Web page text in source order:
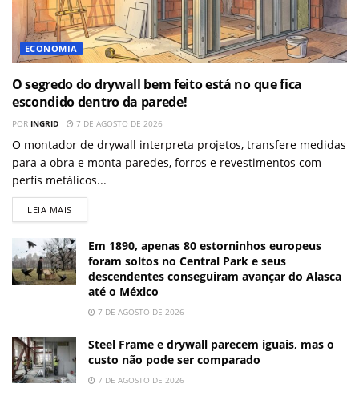
ECONOMIA
O segredo do drywall bem feito está no que fica
escondido dentro da parede!
POR INGRID 7 DE AGOSTO DE 2026
O montador de drywall interpreta projetos, transfere medidas
para a obra e monta paredes, forros e revestimentos com
perfis metálicos...
LEIA MAIS
Em 1890, apenas 80 estorninhos europeus
foram soltos no Central Park e seus
descendentes conseguiram avançar do Alasca
até o México
7 DE AGOSTO DE 2026
Steel Frame e drywall parecem iguais, mas o
custo não pode ser comparado
7 DE AGOSTO DE 2026